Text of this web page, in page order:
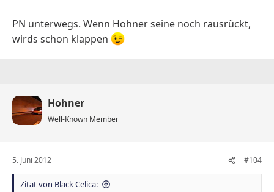
PN unterwegs. Wenn Hohner seine noch rausrückt,
wirds schon klappen
Hohner
Well-Known Member
5. Juni 2012 #104
Zitat von Black Celica: